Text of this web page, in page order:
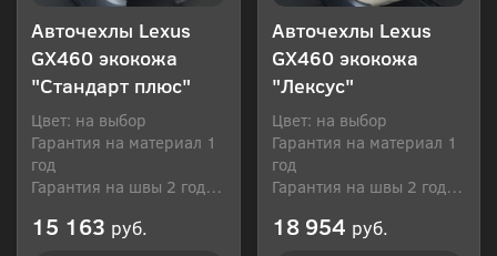
Авточехлы Lexus
GX460 экокожа
"Стандарт плюс"
Цвет: на выбор
Гарантия на материал 1
год
Гарантия на швы 2 года
15 163 руб.
Авточехлы Lexus
GX460 экокожа
"Лексус"
Цвет: на выбор
Гарантия на материал 1
год
Гарантия на швы 2 года
18 954 руб.